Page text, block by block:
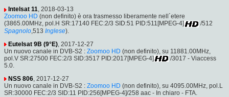
Intelsat 11, 2018-03-13
Zoomoo HD (non definito) è ora trasmesso liberamente nell´etere
(3865.00MHz, pol.H SR:17140 FEC:2/3 SID:51 PID:511[MPEG-4]
/512
Spagnolo ,513 Inglese).
Eutelsat 9B (9°E) , 2017-12-27
Un nuovo canale in DVB-S2 : Zoomoo HD (non definito), su 11881.00MHz,
pol.V SR:27500 FEC:2/3 SID:3517 PID:2017[MPEG-4]
/3017 - Viaccess
5.0.
NSS 806, 2017-12-27
Un nuovo canale in DVB-S2 : Zoomoo HD (non definito), su 4095.00MHz, pol.L
SR:30000 FEC:2/3 SID:11 PID:256[MPEG-4]/258 aac - In chiaro - FTA.